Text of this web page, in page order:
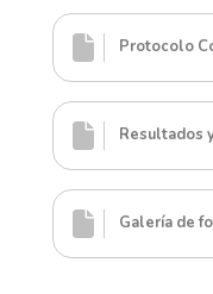
Protocolo
Resultados
Galería de